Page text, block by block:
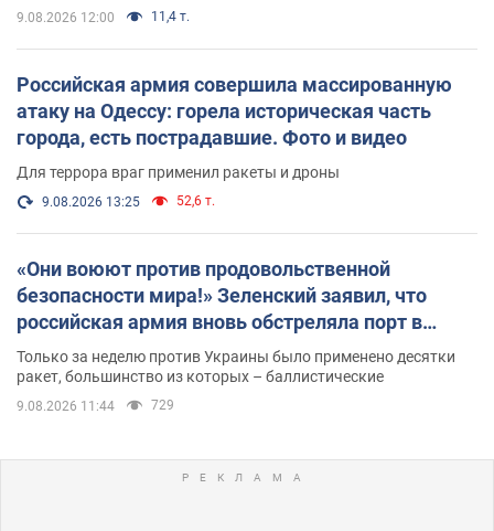
9.08.2026 12:00 11,4 т.
Российская армия совершила массированную
атаку на Одессу: горела историческая часть
города, есть пострадавшие. Фото и видео
Для террора враг применил ракеты и дроны
9.08.2026 13:25 52,6 т.
«Они воюют против продовольственной
безопасности мира!» Зеленский заявил, что
российская армия вновь обстреляла порт в
Одессе
Только за неделю против Украины было применено десятки
ракет, большинство из которых – баллистические
9.08.2026 11:44 729